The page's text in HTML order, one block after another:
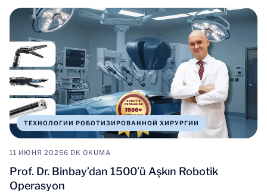
ТЕХНОЛОГИИ РОБОТИЗИРОВАННОЙ ХИРУРГИИ
11 ИЮНЯ 20256 DK OKUMA
Prof. Dr. Binbay’dan 1500’ü Aşkın Robotik
Operasyon